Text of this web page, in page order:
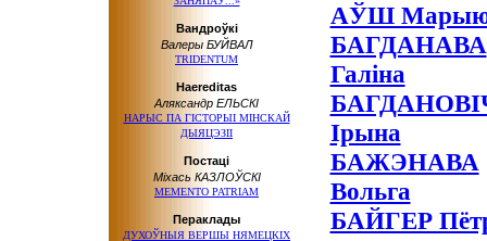
Вандроўкі
Валеры БУЙВАЛ
TRIDENTUM
Haereditas
Аляксандр ЕЛЬСКІ
НАРЫС ПА ГІСТОРЫІ МІНСКАЙ
ДЫЯЦЭЗІІ
Постаці
Міхась КАЗЛОЎСКІ
MEMENTO PATRIAM
Пераклады
ДУХОЎНЫЯ ВЕРШЫ НЯМЕЦКІХ
АЎШ
БАГДАНАВА
Галіна
Ірына
БАЖЭНАВА
Вольга
БАЙГЕР